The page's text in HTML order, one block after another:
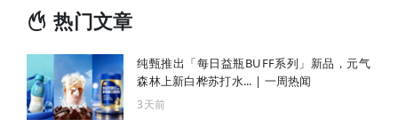
热门文章
纯甄推出「每日益瓶BUFF系列」新品，元气
森林上新白桦苏打水... | 一周热闻
3天前